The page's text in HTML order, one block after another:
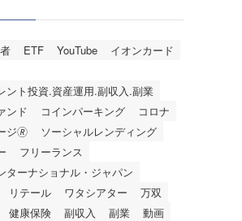
ETF YouTube
イオンカード
ント投資.資産運用.副収入.副業
ンド
コインパーキング
コロナ
ジ🄬
ソーシャルレンディング
フリーランス
ターナショナル・ジャパン
リテール ワタシアター
万双
健康保険 副収入 副業
動画